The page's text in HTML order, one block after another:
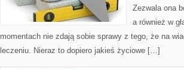
Zezwala ona
a również w
momentach nie zdają sobie sprawy z tego, że na
leczeniu. Nieraz to dopiero jakieś życiowe […]